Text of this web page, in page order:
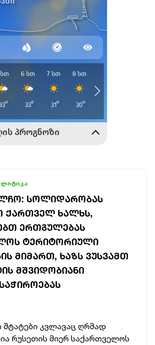
ᲡᲝᲚᲘᲓᲐᲠᲝᲑᲐᲡ
ᲥᲐᲠᲗᲕᲔᲚ ᲮᲐᲚᲮᲡ,
ᲔᲠᲗᲒᲣᲚᲔᲑᲐᲡ
ᲢᲔᲠᲘᲢᲝᲠᲘᲣᲚᲘ
ᲛᲘᲛᲐᲠᲗ, ᲮᲐᲖᲡ ᲕᲣᲡᲕᲐᲛᲗ
ᲛᲨᲕᲘᲓᲝᲑᲘᲐᲜᲘ
შტატები კვლავაც ღრმად
რუსეთის მიერ საქართველოს